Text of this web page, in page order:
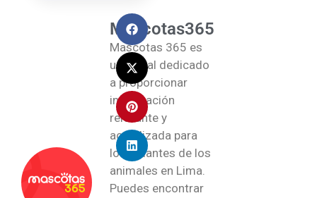
Mascotas365
Mascotas 365 es
un portal dedicado
a proporcionar
información
relevante y
actualizada para
los amantes de los
animales en Lima.
Puedes encontrar